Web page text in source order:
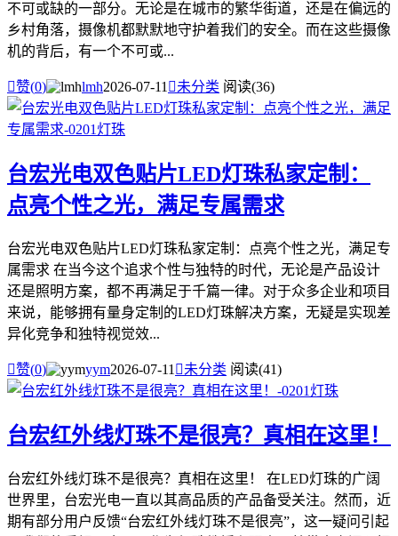
不可或缺的一部分。无论是在城市的繁华街道，还是在偏远的
乡村角落，摄像机都默默地守护着我们的安全。而在这些摄像
机的背后，有一个不可或...
赞(0) lmh2026-07-11 未分类 阅读(36)
台宏光电双色贴片LED灯珠私家定制：
点亮个性之光，满足专属需求
台宏光电双色贴片LED灯珠私家定制：点亮个性之光，满足专
属需求 在当今这个追求个性与独特的时代，无论是产品设计
还是照明方案，都不再满足于千篇一律。对于众多企业和项目
来说，能够拥有量身定制的LED灯珠解决方案，无疑是实现差
异化竞争和独特视觉效...
赞(0) yym2026-07-11 未分类 阅读(41)
台宏红外线灯珠不是很亮？真相在这里！
台宏红外线灯珠不是很亮？真相在这里！ 在LED灯珠的广阔
世界里，台宏光电一直以其高品质的产品备受关注。然而，近
期有部分用户反馈“台宏红外线灯珠不是很亮”，这一疑问引起